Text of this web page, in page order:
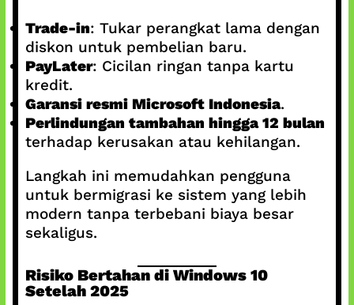
Trade-in: Tukar perangkat lama dengan
diskon untuk pembelian baru.
PayLater: Cicilan ringan tanpa kartu
kredit.
Garansi resmi Microsoft Indonesia.
Perlindungan tambahan hingga 12 bulan
terhadap kerusakan atau kehilangan.
Langkah ini memudahkan pengguna
untuk bermigrasi ke sistem yang lebih
modern tanpa terbebani biaya besar
sekaligus.
Risiko Bertahan di Windows 10
Setelah 2025